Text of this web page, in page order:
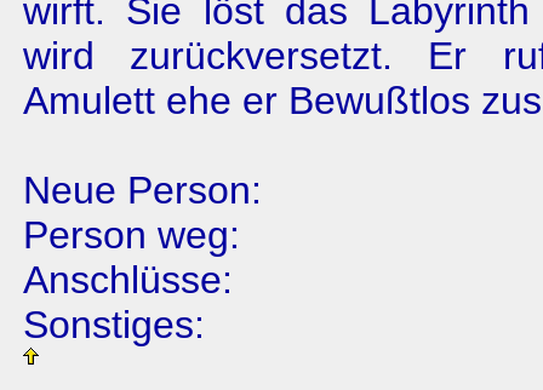
wirft. Sie löst das
wird zurückversetzt. Er
Amulett ehe er Bewußtlos
Neue Person:
Person weg:
Anschlüsse:
Sonstiges: